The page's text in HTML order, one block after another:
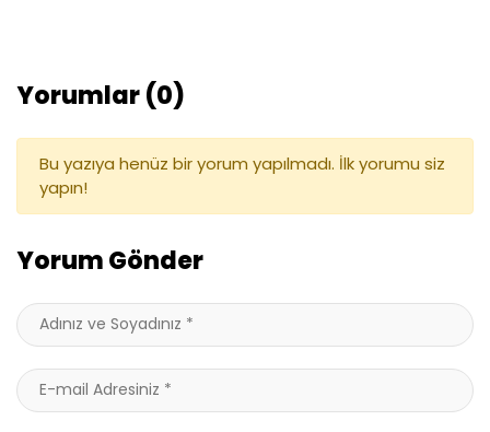
Yorumlar (0)
Bu yazıya henüz bir yorum yapılmadı. İlk yorumu siz
yapın!
Yorum Gönder